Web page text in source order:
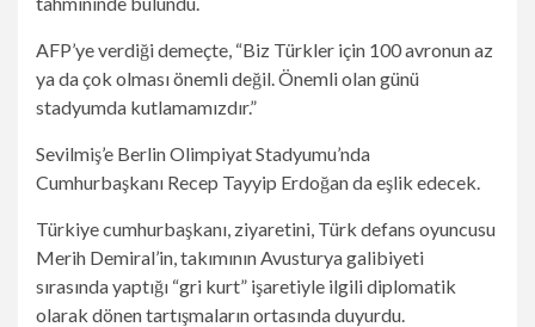
AFP’ye verdiği demeçte, “Biz Türkler için 100 avronun az
ya da çok olması önemli değil. Önemli olan günü
stadyumda kutlamamızdır.”
Sevilmiş’e Berlin Olimpiyat Stadyumu’nda
Cumhurbaşkanı Recep Tayyip Erdoğan da eşlik edecek.
Türkiye cumhurbaşkanı, ziyaretini, Türk defans oyuncusu
Merih Demiral’in, takımının Avusturya galibiyeti
sırasında yaptığı “gri kurt” işaretiyle ilgili diplomatik
olarak dönen tartışmaların ortasında duyurdu.